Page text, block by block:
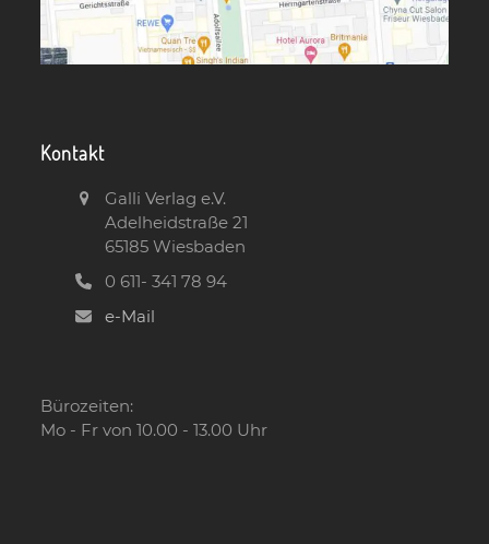
Kontakt
Galli Verlag e.V.
Adelheidstraße 21
65185 Wiesbaden
0 611- 341 78 94
e-Mail
Bürozeiten:
Mo - Fr von 10.00 - 13.00 Uhr